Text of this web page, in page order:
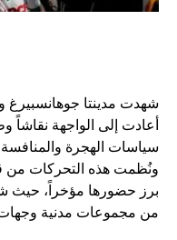
شهدت مدينتا جوهانسبيرغ
أعادت إلى الواجهة نقاشاً
سياسات الهجرة والمنافسة
ونُظمت هذه التحركات من
برز حضورها مؤخراً، حيث
من مجموعات مدنية